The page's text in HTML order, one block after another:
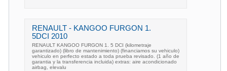
RENAULT - KANGOO FURGON 1.
5DCI 2010
RENAULT KANGOO FURGON 1. 5 DCI (kilometraje
garantizado) (libro de mantenimiento) (financiamos su vehiculo)
vehiculo en perfecto estado a toda prueba revisado. (1 año de
garantia y la transferencia incluida) extras: aire acondicionado
airbag, elevalu